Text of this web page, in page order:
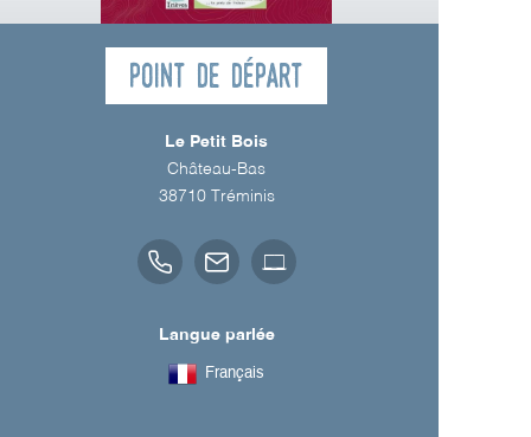
Point de départ
Le Petit Bois
Château-Bas
38710 Tréminis
Langue parlée
Français